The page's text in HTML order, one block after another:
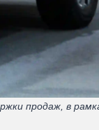
продаж, в